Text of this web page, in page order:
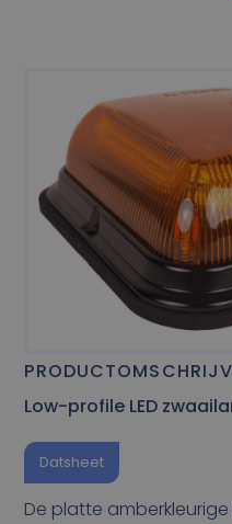
Low-profile LED
Datsheet
De platte amberkleurige